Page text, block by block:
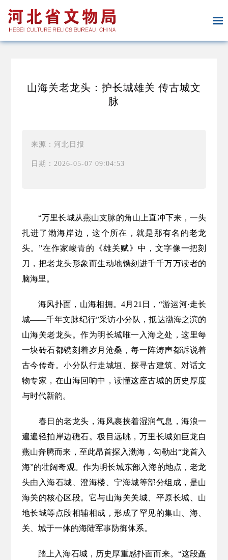
山海关老龙头：护长城雄关 传古城文
脉
来源：河北日报
日期：2026-05-07 09:04:53
“万里长城从燕山支脉的角山上直冲下来，一头
扎进了渤海岸边，这个所在，就是那有名的老龙
头。”在作家峻青的《雄关赋》中，文字像一把刻
刀，把老龙头形象而生动地镌刻进千千万万读者的
脑海里。
海风扑面，山海相拥。4月21日，“游运河·走长
城——千年文脉纪行”采访小分队，抵达渤海之滨的
山海关老龙头。作为明长城唯一入海之处，这里每
一块砖石都镌刻着岁月沧桑，每一阵涛声都诉说着
古今传奇。小分队行走城垣、探寻古建筑、对话文
物专家，在山海回响中，读懂这座古城的历史厚度
与时代新韵。
春日的老龙头，海风裹挟着湿润气息，海浪一
遍遍轻拍岸边礁石。极目远眺，万里长城如巨龙自
燕山奔腾而来，至此昂首探入渤海，勾勒出“龙首入
海”的壮阔奇观。作为明长城东部入海的地点，老龙
头由入海石城、澄海楼、宁海城等部分组成，是山
海关的核心区段。它与山海关关城、平原长城、山
地长城等点段相辅相成，形成了罕见的集山、海、
关、城于一体的海陆军事防御体系。
踏上入海石城，历史厚重感扑面而来。“这段矗